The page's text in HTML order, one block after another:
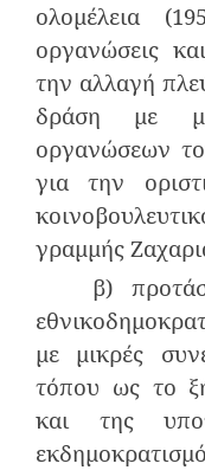
ολομέλεια
οργανώσεις
την αλλαγή
δράση με
οργανώσεων
για την
γραμμής
β)
με μικρές
τόπου ως το
και της